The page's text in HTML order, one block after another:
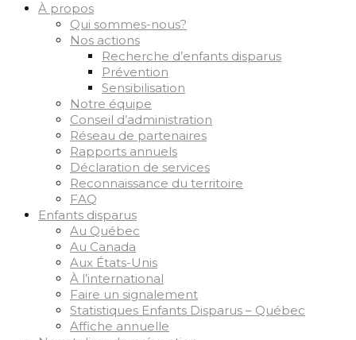
À propos
Qui sommes-nous?
Nos actions
Recherche d’enfants disparus
Prévention
Sensibilisation
Notre équipe
Conseil d’administration
Réseau de partenaires
Rapports annuels
Déclaration de services
Reconnaissance du territoire
FAQ
Enfants disparus
Au Québec
Au Canada
Aux États-Unis
À l’international
Faire un signalement
Statistiques Enfants Disparus – Québec
Affiche annuelle